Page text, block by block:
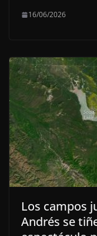
16/06/2026
Los campos
Andrés se